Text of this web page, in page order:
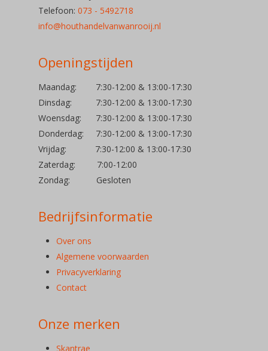
Telefoon: 073 - 5492718
info@houthandelvanwanrooij.nl
Openingstijden
Maandag: 7:30-12:00 & 13:00-17:30
Dinsdag: 7:30-12:00 & 13:00-17:30
Woensdag: 7:30-12:00 & 13:00-17:30
Donderdag: 7:30-12:00 & 13:00-17:30
Vrijdag: 7:30-12:00 & 13:00-17:30
Zaterdag: 7:00-12:00
Zondag: Gesloten
Bedrijfsinformatie
Over ons
Algemene voorwaarden
Privacyverklaring
Contact
Onze merken
Skantrae